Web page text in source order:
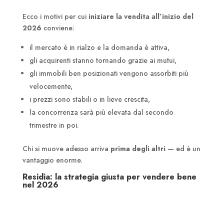
Ecco i motivi per cui iniziare la vendita all’inizio del
2026 conviene:
il mercato è in rialzo e la domanda è attiva,
gli acquirenti stanno tornando grazie ai mutui,
gli immobili ben posizionati vengono assorbiti più
velocemente,
i prezzi sono stabili o in lieve crescita,
la concorrenza sarà più elevata dal secondo
trimestre in poi.
Chi si muove adesso arriva prima degli altri— ed è un
vantaggio enorme.
Residia: la strategia giusta per vendere bene
nel 2026